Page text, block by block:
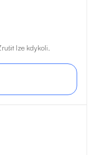
lze kdykoli.